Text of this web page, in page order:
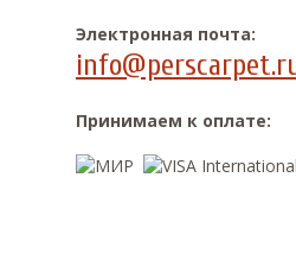
Электронная почта:
Принимаем к оплате: